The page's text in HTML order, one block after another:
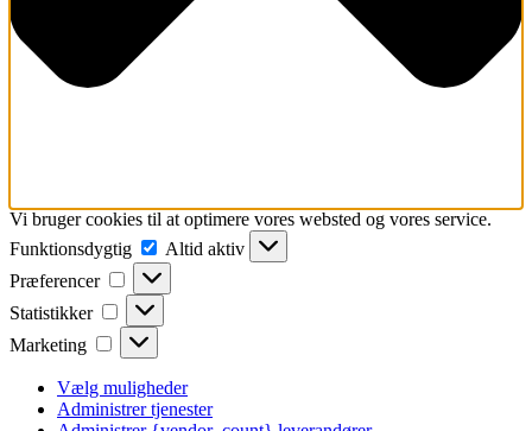
Vi bruger cookies til at optimere vores websted og vores service.
Funktionsdygtig
Funktionsdygtig
Altid aktiv
Præferencer
Præferencer
Statistikker Statistikker
Marketing Marketing
Vælg muligheder
Administrer tjenester